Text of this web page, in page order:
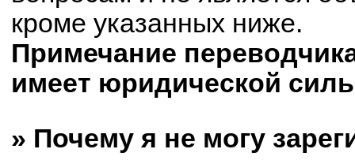
кроме указанных ниже.
Примечание
имеет юридической
» Почему я не могу